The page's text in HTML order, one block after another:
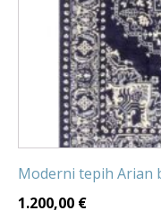
Moderni tepih Arian
1.200,00 €